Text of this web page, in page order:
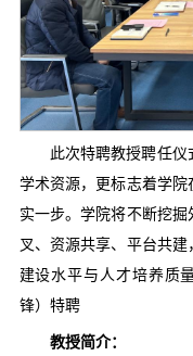
此次特聘教授聘任
学术资源，更标志着学
实一步。学院将不断挖
叉、资源共享、平台共
建设水平与人才培养质
锋）特聘
教授简介：